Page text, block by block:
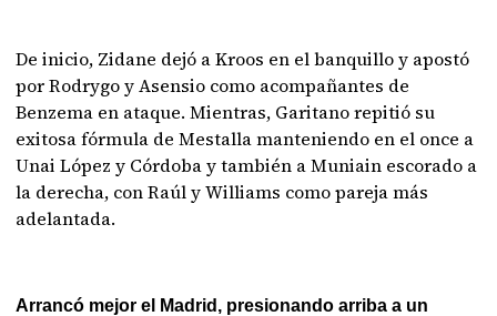
De inicio, Zidane dejó a Kroos en el banquillo y apostó
por Rodrygo y Asensio como acompañantes de
Benzema en ataque. Mientras, Garitano repitió su
exitosa fórmula de Mestalla manteniendo en el once a
Unai López y Córdoba y también a Muniain escorado a
la derecha, con Raúl y Williams como pareja más
adelantada.
Arrancó mejor el Madrid, presionando arriba a un